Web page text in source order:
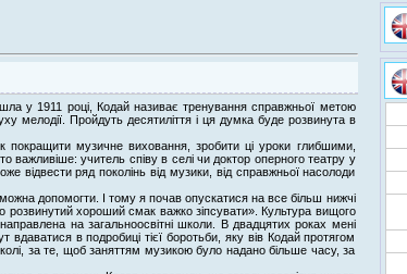
у 1911 році, Кодай називає тренування справжньої метою
мелодії. Пройдуть десятиліття і ця думка буде розвинута в
музичне виховання, зробити ці уроки глибшими,
важливіше: учитель співу в селі чи доктор оперного театру у
відвести ряд поколінь від музики, від справжньої насолоди
допомогти. І тому я почав опускатися на все більш нижчі
хороший смак важко зіпсувати». Культура вищого
на загальноосвітні школи. В двадцятих роках мені
в подробиці тієї боротьби, яку вів Кодай протягом
за те, щоб заняттям музикою було надано більше часу, за